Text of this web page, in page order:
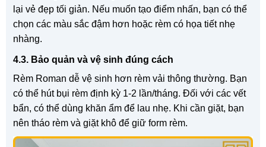
lại vẻ đẹp tối giản. Nếu muốn tạo điểm nhấn, bạn có thể
chọn các màu sắc đậm hơn hoặc rèm có họa tiết nhẹ
nhàng.
4.3. Bảo quản và vệ sinh đúng cách
Rèm Roman dễ vệ sinh hơn rèm vải thông thường. Bạn
có thể hút bụi rèm định kỳ 1-2 lần/tháng. Đối với các vết
bẩn, có thể dùng khăn ẩm để lau nhẹ. Khi cần giặt, bạn
nên tháo rèm và giặt khô để giữ form rèm.